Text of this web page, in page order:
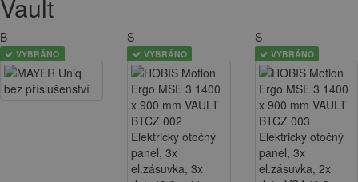
Vault
B
VYBRÁNO
S
VYBRÁNO
S
VYBRÁNO